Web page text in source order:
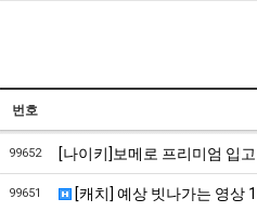
번호
99652 [나이키]보메로 프리미엄 입
99651 [캐치] 예상 빗나가는 영상